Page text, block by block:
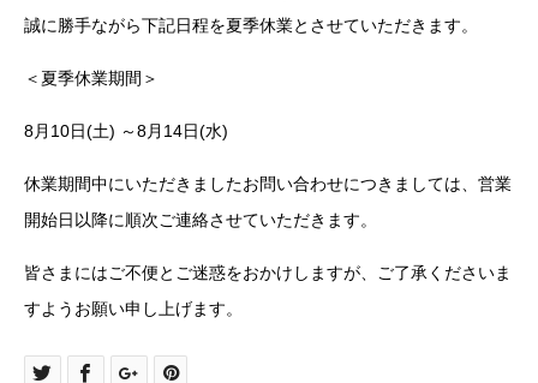
誠に勝手ながら下記日程を夏季休業とさせていただきます。
＜夏季休業期間＞
8月10日(土) ～8月14日(水)
休業期間中にいただきましたお問い合わせにつきましては、営業
開始日以降に順次ご連絡させていただきます。
皆さまにはご不便とご迷惑をおかけしますが、ご了承くださいま
すようお願い申し上げます。